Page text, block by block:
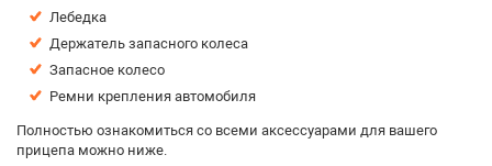
Лебедка
Держатель запасного колеса
Запасное колесо
Ремни крепления автомобиля
Полностью ознакомиться со всеми аксессуарами для вашего
прицепа можно ниже.